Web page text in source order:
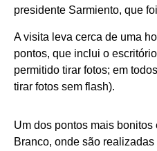
presidente Sarmiento, que
A visita leva cerca de uma
pontos, que inclui o
permitido tirar fotos; em
tirar fotos sem flash).
Um dos pontos mais
Branco, onde são